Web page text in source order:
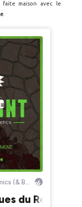
maison avec le